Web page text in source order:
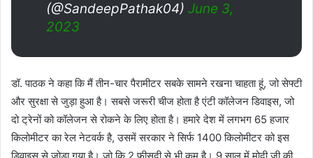
(@SandeepPathak04) June 3,
2023
डॉ. पाठक ने कहा कि मैं तीन-चार पैरामीटर सबके सामने रखना चाहता हूं, जो सेफ्टी
और सुरक्षा से जुड़ा हुआ है। सबसे जरूरी चीज होता है एंटी कॉलेजन डिवाइस, जो
दो ट्रेनों को कॉलेजन से रोकने के लिए होता है। हमारे देश में लगभग 65 हजार
किलोमीटर का रेल नेटवर्क है, उसमें सरकार ने सिर्फ 1400 किलोमीटर को इस